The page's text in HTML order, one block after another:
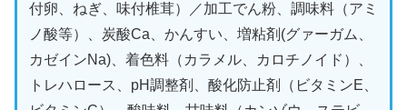
付卵、ねぎ、味付椎茸）／加工でん粉、調味料（アミ
ノ酸等）、炭酸Ca、かんすい、増粘剤(グァーガム、
カゼインNa)、着色料（カラメル、カロチノイド）、
トレハロース、pH調整剤、酸化防止剤（ビタミンE、